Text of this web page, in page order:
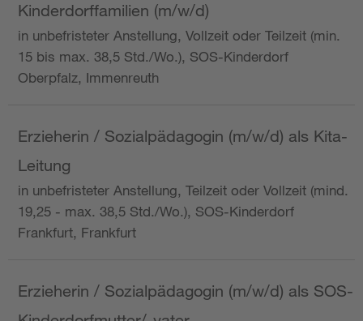
Kinderdorffamilien (m/w/d)
in unbefristeter Anstellung, Vollzeit oder Teilzeit (min.
15 bis max. 38,5 Std./Wo.), SOS-Kinderdorf
Oberpfalz, Immenreuth
Erzieherin / Sozialpädagogin (m/w/d) als Kita-
Leitung
in unbefristeter Anstellung, Teilzeit oder Vollzeit (mind.
19,25 - max. 38,5 Std./Wo.), SOS-Kinderdorf
Frankfurt, Frankfurt
Erzieherin / Sozialpädagogin (m/w/d) als SOS-